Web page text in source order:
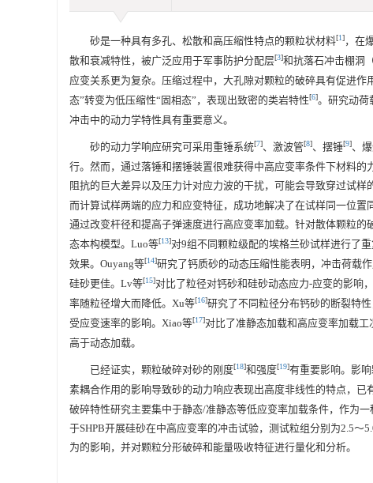
砂是一种具有多孔、松散和高压缩性特点的颗粒状材料[1]，在
散和衰减特性，被广泛应用于军事防护分配层[3]和抗落石冲击棚洞
应变关系更为复杂。压缩过程中，大孔隙对颗粒的破碎具有促进
态”转变为低压缩性“固相态”，表现出致密的类岩特性[6]。研究动荷
冲击中的动力学特性具有重要意义。
砂的动力学响应研究可采用重锤系统[7]、激波管[8]、摆锤[9]、
行。然而，通过落锤和摆锤装置很难获得中高应变率条件下材料
阻抗的巨大差异以及压力计对应力波的干扰，可能会导致穿过试样
而计算试样两端的应力和应变特征，成功地解决了在试样同一位
通过改变杆径和提高子弹速度进行高应变率加载。针对散体颗粒的
态本构模型。Luo等[13]对9组不同颗粒级配的埃格兰砂试样进行了
效果。Ouyang等[14]研究了钙质砂的动态压缩性能表明，冲击荷载
硅砂更佳。Lv等[15]对比了粒径对钙砂和硅砂动态应力-应变的影响
率随粒径增大而降低。Xu等[16]研究了不同粒径分布钙砂的断裂特
受应变速率的影响。Xiao等[17]对比了准静态加载和高应变率加载
高于动态加载。
已经证实，颗粒破碎对砂的刚度[18]和强度[19]有重要影响。影
素耦合作用的影响导致砂的动力响应表现出高度非线性的特点，
破碎特性研究主要集中于静态/准静态等低应变率加载条件，作为
于SHPB开展硅砂在中高应变率的冲击试验，测试粒组分别为2.5～
为的影响，并对颗粒分形破碎和能量吸收特征进行量化和分析。